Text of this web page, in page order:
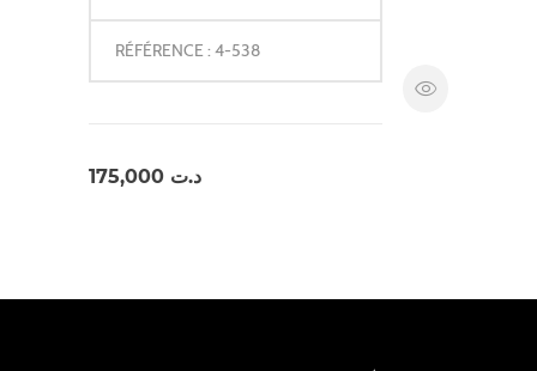
RÉFÉRENCE : 4-538
د.ت